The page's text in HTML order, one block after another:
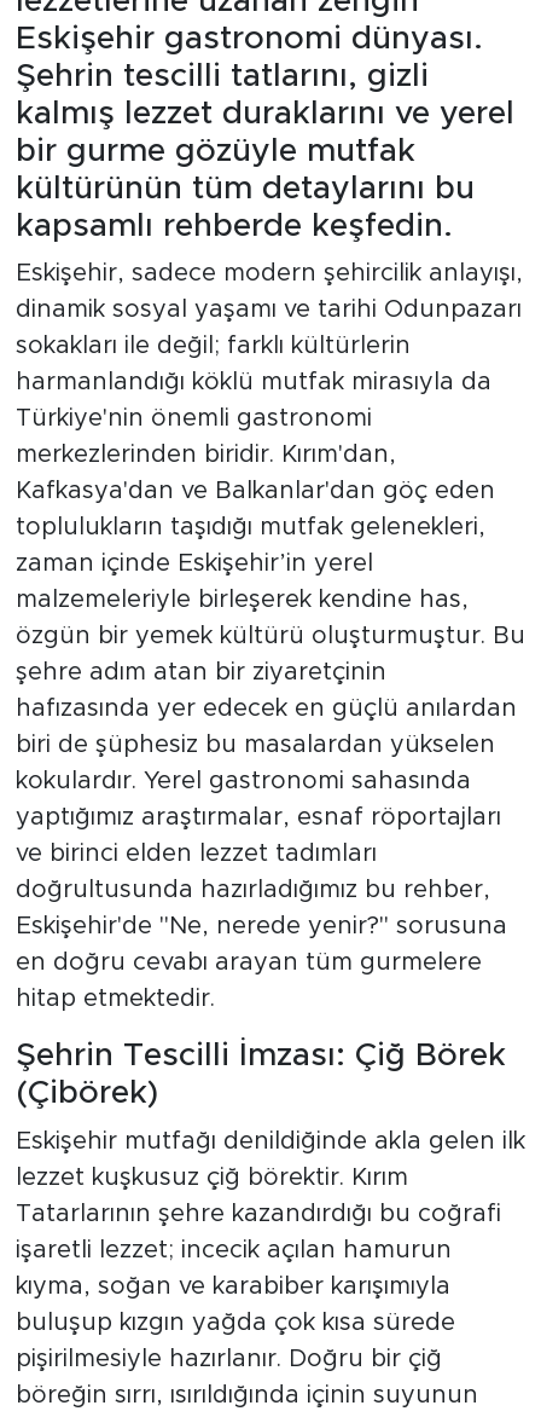
Eskişehir gastronomi dünyası.
Şehrin tescilli tatlarını, gizli
kalmış lezzet duraklarını ve yerel
bir gurme gözüyle mutfak
kültürünün tüm detaylarını bu
kapsamlı rehberde keşfedin.
Eskişehir, sadece modern şehircilik anlayışı,
dinamik sosyal yaşamı ve tarihi Odunpazarı
sokakları ile değil; farklı kültürlerin
harmanlandığı köklü mutfak mirasıyla da
Türkiye'nin önemli gastronomi
merkezlerinden biridir. Kırım'dan,
Kafkasya'dan ve Balkanlar'dan göç eden
toplulukların taşıdığı mutfak gelenekleri,
zaman içinde Eskişehir’in yerel
malzemeleriyle birleşerek kendine has,
özgün bir yemek kültürü oluşturmuştur. Bu
şehre adım atan bir ziyaretçinin
hafızasında yer edecek en güçlü anılardan
biri de şüphesiz bu masalardan yükselen
kokulardır. Yerel gastronomi sahasında
yaptığımız araştırmalar, esnaf röportajları
ve birinci elden lezzet tadımları
doğrultusunda hazırladığımız bu rehber,
Eskişehir'de "Ne, nerede yenir?" sorusuna
en doğru cevabı arayan tüm gurmelere
hitap etmektedir.
Şehrin Tescilli İmzası: Çiğ Börek
(Çibörek)
Eskişehir mutfağı denildiğinde akla gelen ilk
lezzet kuşkusuz çiğ börektir. Kırım
Tatarlarının şehre kazandırdığı bu coğrafi
işaretli lezzet; incecik açılan hamurun
kıyma, soğan ve karabiber karışımıyla
buluşup kızgın yağda çok kısa sürede
pişirilmesiyle hazırlanır. Doğru bir çiğ
böreğin sırrı, ısırıldığında içinin suyunun